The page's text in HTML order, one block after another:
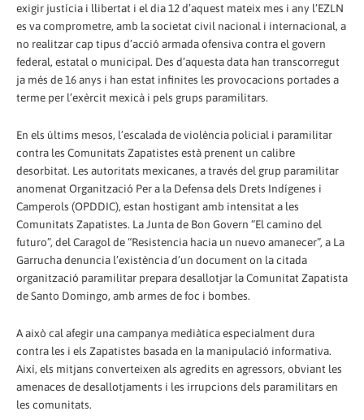
exigir justícia i llibertat i el dia 12 d’aquest mateix mes i any l’EZLN
es va comprometre, amb la societat civil nacional i internacional, a
no realitzar cap tipus d’acció armada ofensiva contra el govern
federal, estatal o municipal. Des d’aquesta data han transcorregut
ja més de 16 anys i han estat infinites les provocacions portades a
terme per l’exèrcit mexicà i pels grups paramilitars.
En els últims mesos, l’escalada de violència policial i paramilitar
contra les Comunitats Zapatistes està prenent un calibre
desorbitat. Les autoritats mexicanes, a través del grup paramilitar
anomenat Organització Per a la Defensa dels Drets Indígenes i
Camperols (OPDDIC), estan hostigant amb intensitat a les
Comunitats Zapatistes. La Junta de Bon Govern “El camino del
futuro”, del Caragol de “Resistencia hacia un nuevo amanecer”, a La
Garrucha denuncia l’existència d’un document on la citada
organització paramilitar prepara desallotjar la Comunitat Zapatista
de Santo Domingo, amb armes de foc i bombes.
A això cal afegir una campanya mediàtica especialment dura
contra les i els Zapatistes basada en la manipulació informativa.
Així, els mitjans converteixen als agredits en agressors, obviant les
amenaces de desallotjaments i les irrupcions dels paramilitars en
les comunitats.